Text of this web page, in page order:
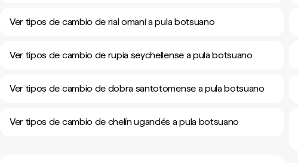
Ver tipos de cambio de rial omaní a pula botsuano
Ver tipos de cambio de rupia seychellense a pula botsuano
Ver tipos de cambio de dobra santotomense a pula botsuano
Ver tipos de cambio de chelín ugandés a pula botsuano